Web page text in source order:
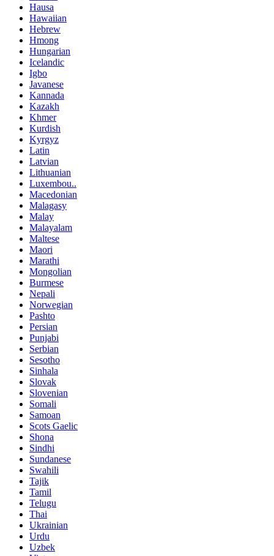
Hausa
Hawaiian
Hebrew
Hmong
Hungarian
Icelandic
Igbo
Javanese
Kannada
Kazakh
Khmer
Kurdish
Kyrgyz
Latin
Latvian
Lithuanian
Luxembou..
Macedonian
Malagasy
Malay
Malayalam
Maltese
Maori
Marathi
Mongolian
Burmese
Nepali
Norwegian
Pashto
Persian
Punjabi
Serbian
Sesotho
Sinhala
Slovak
Slovenian
Somali
Samoan
Scots Gaelic
Shona
Sindhi
Sundanese
Swahili
Tajik
Tamil
Telugu
Thai
Ukrainian
Urdu
Uzbek